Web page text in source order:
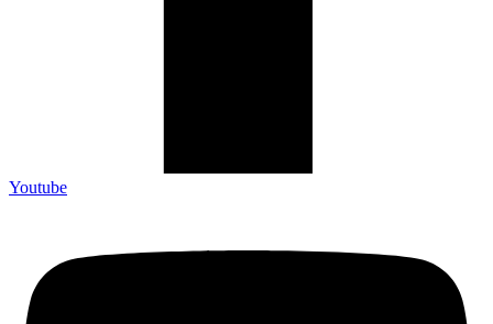
Youtube